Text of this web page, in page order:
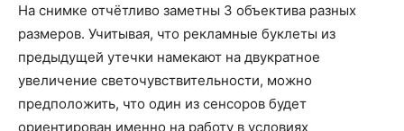
На снимке отчётливо заметны 3 объектива разных
размеров. Учитывая, что рекламные буклеты из
предыдущей утечки намекают на двукратное
увеличение светочувствительности, можно
предположить, что один из сенсоров будет
ориентирован именно на работу в условиях